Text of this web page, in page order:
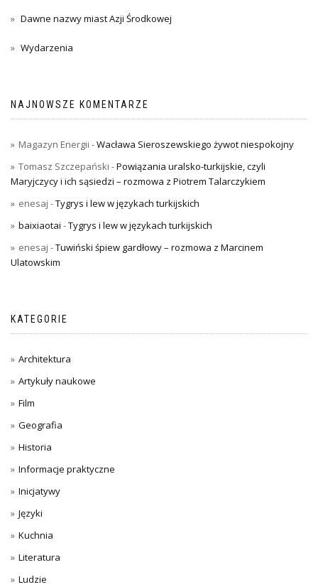
Dawne nazwy miast Azji Środkowej
Wydarzenia
NAJNOWSZE KOMENTARZE
Magazyn Energii -Wacława Sieroszewskiego żywot niespokojny
Tomasz Szczepański -Powiązania uralsko-turkijskie, czyli
Maryjczycy i ich sąsiedzi – rozmowa z Piotrem Talarczykiem
enesaj -Tygrys i lew w językach turkijskich
baixiaotai -Tygrys i lew w językach turkijskich
enesaj -Tuwiński śpiew gardłowy – rozmowa z Marcinem
Ulatowskim
KATEGORIE
Architektura
Artykuły naukowe
Film
Geografia
Historia
Informacje praktyczne
Inicjatywy
Języki
Kuchnia
Literatura
Ludzie